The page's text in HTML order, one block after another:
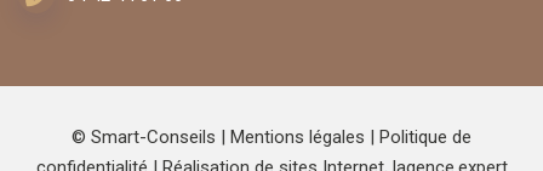
© Smart-Conseils | Mentions légales | Politique de